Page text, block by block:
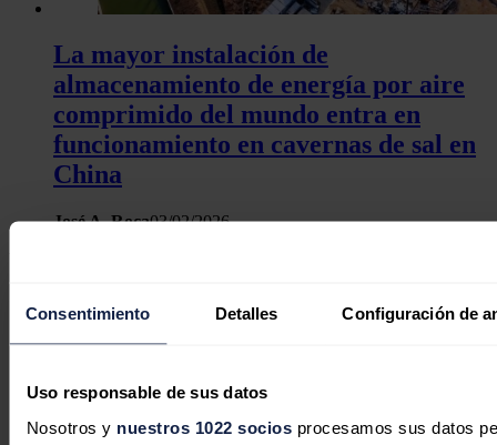
Consentimiento Detalles Configuración de
Uso responsable de sus datos
Nosotros y nuestros 1022 sociosprocesamos sus datos
La mayor instalación de
almacenamiento de energía por aire
comprimido del mundo entra en
funcionamiento en cavernas de sal en
China
José A. Roca03/02/2026
galan
08/02/2024